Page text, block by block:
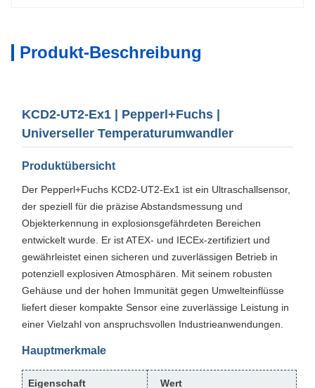
Produkt-Beschreibung
KCD2-UT2-Ex1 | Pepperl+Fuchs |
Universeller Temperaturumwandler
Produktübersicht
Der Pepperl+Fuchs KCD2-UT2-Ex1 ist ein Ultraschallsensor,
der speziell für die präzise Abstandsmessung und
Objekterkennung in explosionsgefährdeten Bereichen
entwickelt wurde. Er ist ATEX- und IECEx-zertifiziert und
gewährleistet einen sicheren und zuverlässigen Betrieb in
potenziell explosiven Atmosphären. Mit seinem robusten
Gehäuse und der hohen Immunität gegen Umwelteinflüsse
liefert dieser kompakte Sensor eine zuverlässige Leistung in
einer Vielzahl von anspruchsvollen Industrieanwendungen.
Hauptmerkmale
Eigenschaft Wert